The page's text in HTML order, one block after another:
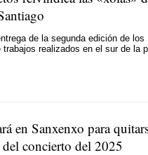
de la segunda edición de los
realizados en el sur de la
en Sanxenxo para
concierto del 2025